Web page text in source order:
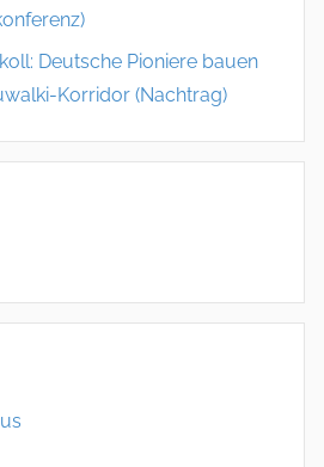
Deutsche Pioniere bauen
Korridor (Nachtrag)